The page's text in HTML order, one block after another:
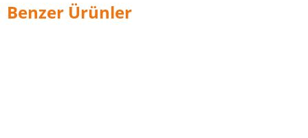
Benzer Ürünler